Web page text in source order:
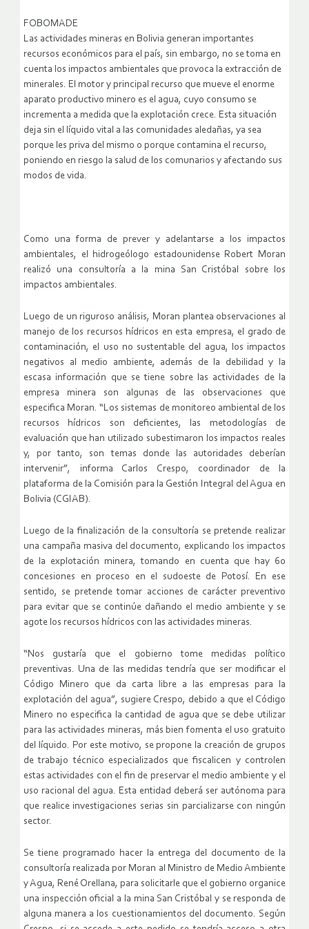
FOBOMADE
Las actividades mineras en Bolivia generan importantes
recursos económicos para el país, sin embargo, no se toma en
cuenta los impactos ambientales que provoca la extracción de
minerales. El motor y principal recurso que mueve el enorme
aparato productivo minero es el agua, cuyo consumo se
incrementa a medida que la explotación crece. Esta situación
deja sin el líquido vital a las comunidades aledañas, ya sea
porque les priva del mismo o porque contamina el recurso,
poniendo en riesgo la salud de los comunarios y afectando sus
modos de vida.
Como una forma de prever y adelantarse a los impactos
ambientales, el hidrogeólogo estadounidense Robert Moran
realizó una consultoría a la mina San Cristóbal sobre los
impactos ambientales.
Luego de un riguroso análisis, Moran plantea observaciones al
manejo de los recursos hídricos en esta empresa, el grado de
contaminación, el uso no sustentable del agua, los impactos
negativos al medio ambiente, además de la debilidad y la
escasa información que se tiene sobre las actividades de la
empresa minera son algunas de las observaciones que
especifica Moran. “Los sistemas de monitoreo ambiental de los
recursos hídricos son deficientes, las metodologías de
evaluación que han utilizado subestimaron los impactos reales
y, por tanto, son temas donde las autoridades deberían
intervenir”, informa Carlos Crespo, coordinador de la
plataforma de la Comisión para la Gestión Integral del Agua en
Bolivia (CGIAB).
Luego de la finalización de la consultoría se pretende realizar
una campaña masiva del documento, explicando los impactos
de la explotación minera, tomando en cuenta que hay 60
concesiones en proceso en el sudoeste de Potosí. En ese
sentido, se pretende tomar acciones de carácter preventivo
para evitar que se continúe dañando el medio ambiente y se
agote los recursos hídricos con las actividades mineras.
“Nos gustaría que el gobierno tome medidas político
preventivas. Una de las medidas tendría que ser modificar el
Código Minero que da carta libre a las empresas para la
explotación del agua”, sugiere Crespo, debido a que el Código
Minero no especifica la cantidad de agua que se debe utilizar
para las actividades mineras, más bien fomenta el uso gratuito
del líquido. Por este motivo, se propone la creación de grupos
de trabajo técnico especializados que fiscalicen y controlen
estas actividades con el fin de preservar el medio ambiente y el
uso racional del agua. Esta entidad deberá ser autónoma para
que realice investigaciones serias sin parcializarse con ningún
sector.
Se tiene programado hacer la entrega del documento de la
consultoría realizada por Moran al Ministro de Medio Ambiente
y Agua, René Orellana, para solicitarle que el gobierno organice
una inspección oficial a la mina San Cristóbal y se responda de
alguna manera a los cuestionamientos del documento. Según